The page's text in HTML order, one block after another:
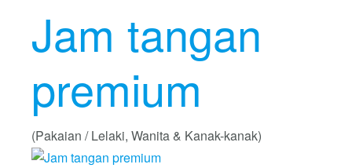
Jam tangan
premium
(Pakaian / Lelaki, Wanita & Kanak-kanak)